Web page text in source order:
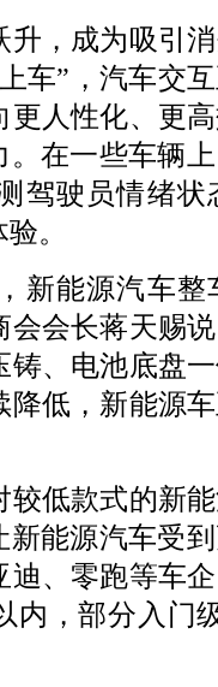
，成为吸引消
车”，汽车交
人性化、更
。在一些车辆
驾驶员情绪
。
能源汽车整
会长蒋天赐
铸、电池底盘
降低，新能源
低款式的新能
新能源汽车受
、零跑等车
内，部分入门